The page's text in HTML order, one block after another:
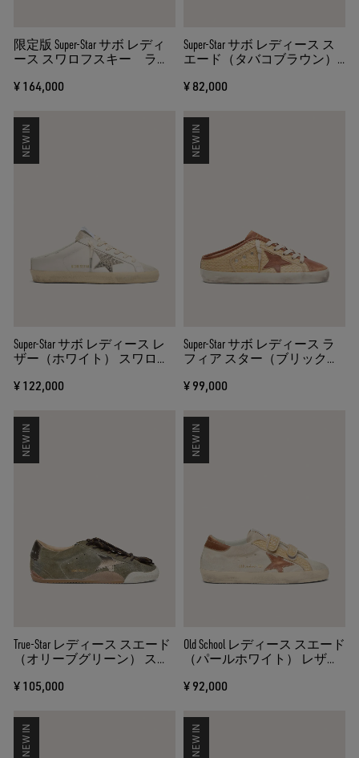
限定版 Super-Star サボ レディ
ース スワロフスキー ラミ
バー）
¥ 164,000
Super-Star サボ レディース ス
エード（タバコブラウン）
¥ 82,000
NEW IN
Super-Star サボ レディース レ
ザー（ホワイト） スワロフ
¥ 122,000
NEW IN
Super-Star サボ レディース ラ
フィア スター（ブリックレ
¥ 99,000
NEW IN
True-Star レディース スエード
（オリーブグリーン） スタ
¥ 105,000
NEW IN
Old School レディース スエード
（パールホワイト） レザー
ラフィアストラップ
¥ 92,000
NEW IN NEW IN